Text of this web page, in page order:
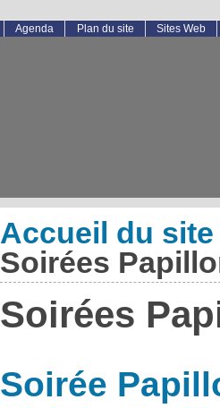
Accueil du site
Soirées
Soirées
Soirée
Agenda Plan du site Sites Web